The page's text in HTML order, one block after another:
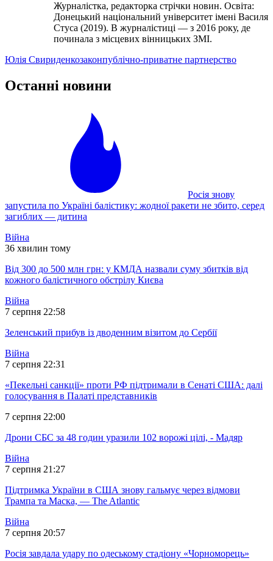
Журналістка, редакторка стрічки новин. Освіта:
Донецький національний університет імені Василя
Стуса (2019). В журналістиці — з 2016 року, де
починала з місцевих вінницьких ЗМІ.
Юлія Свириденкозаконпублічно-приватне партнерство
Останні новини
Росія знову
запустила по Україні балістику: жодної ракети не збито, серед
загиблих — дитина
Війна
36 хвилин тому
Від 300 до 500 млн грн: у КМДА назвали суму збитків від
кожного балістичного обстрілу Києва
Війна
7 серпня 22:58
Зеленський прибув із дводенним візитом до Сербії
Війна
7 серпня 22:31
«Пекельні санкції» проти РФ підтримали в Сенаті США: далі
голосування в Палаті представників
7 серпня 22:00
Дрони СБС за 48 годин уразили 102 ворожі цілі, - Мадяр
Війна
7 серпня 21:27
Підтримка України в США знову гальмує через відмови
Трампа та Маска, — The Atlantic
Війна
7 серпня 20:57
Росія завдала удару по одеському стадіону «Чорноморець»